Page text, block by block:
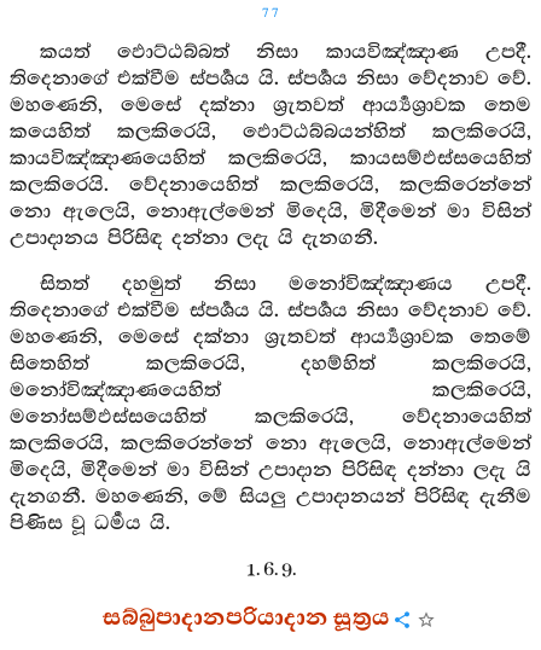
77
කයත් ඵොට්ඨබ්බත් නිසා කායවිඤ්ඤාණ උපදී.
තිදෙනාගේ එක්වීම ස්පර්‍ශය යි. ස්පර්‍ශය නිසා වේදනාව වේ.
මහණෙනි, මෙසේ දක්නා ශ්‍රැතවත් ආර්‍ය්‍යශ්‍රාවක තෙම
කයෙහිත් කලකිරෙයි, ඵොට්ඨබ්බයන්හිත් කලකිරෙයි,
කායවිඤ්ඤාණයෙහිත් කලකිරෙයි, කායසම්ඵස්සයෙහිත්
කලකිරෙයි. වේදනායෙහිත් කලකිරෙයි, කලකිරෙන්නේ
නො ඇලෙයි, නොඇල්මෙන් මිදෙයි, මිදීමෙන් මා විසින්
උපාදානය පිරිසිඳ දන්නා ලදැ යි දැනගනී.
සිතත් දහමුත් නිසා මනෝවිඤ්ඤාණය උපදී.
තිදෙනාගේ එක්වීම ස්පර්‍ශය යි. ස්පර්‍ශය නිසා වේදනාව වේ.
මහණෙනි, මෙසේ දක්නා ශ්‍රැතවත් ආර්‍ය්‍යශ්‍රාවක තෙමේ
සිතෙහිත් කලකිරෙයි, දහම්හිත් කලකිරෙයි,
මනෝවිඤ්ඤාණයෙහිත් කලකිරෙයි,
මනෝසම්ඵස්සයෙහිත් කලකිරෙයි, වේදනායෙහිත්
කලකිරෙයි, කලකිරෙන්නේ නො ඇලෙයි, නොඇල්මෙන්
මිදෙයි, මිදීමෙන් මා විසින් උපාදාන පිරිසිඳ දන්නා ලදැ යි
දැනගනී. මහණෙනි, මේ සියලු උපාදානයන් පිරිසිඳ දැනීම
පිණිස වූ ධර්‍මය යි.
1. 6. 9.
සබ්බුපාදානපරියාදාන සූත්‍රය